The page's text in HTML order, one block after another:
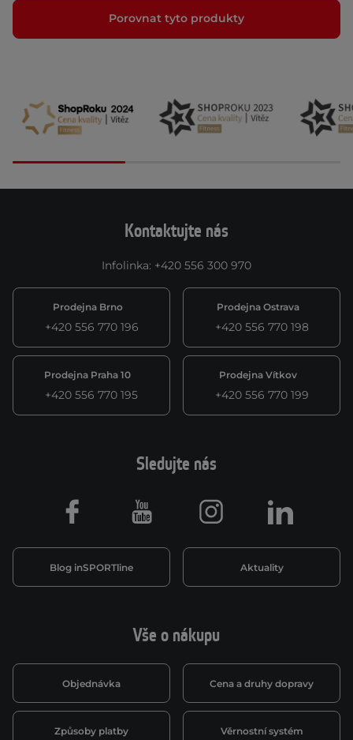
Porovnat tyto produkty
Kontaktujte nás
Infolinka: +420 556 300 970
Prodejna Brno
+420 556 770 196
Prodejna Ostrava
+420 556 770 198
Prodejna Praha 10
+420 556 770 195
Prodejna Vítkov
+420 556 770 199
Vše o nákupu
Objednávka Cena a druhy dopravy
Způsoby platby Věrnostní systém
Sledujte nás
Blog inSPORTline Aktuality
Facebook Youtube Instagram LinkedIn